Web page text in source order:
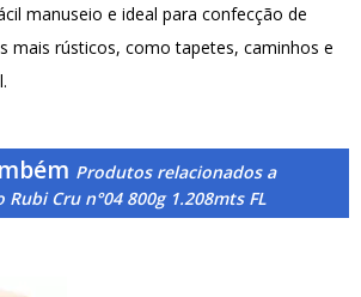
manuseio e ideal para confecção de
mais rústicos, como tapetes, caminhos e
Produtos relacionados a
Rubi Cru n°04 800g 1.208mts FL